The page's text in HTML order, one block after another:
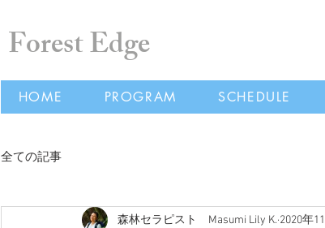
Forest Edge
HOME PROGRAM SCHEDULE
全ての記事
森林セラピスト Masumi Lily K. 2020年